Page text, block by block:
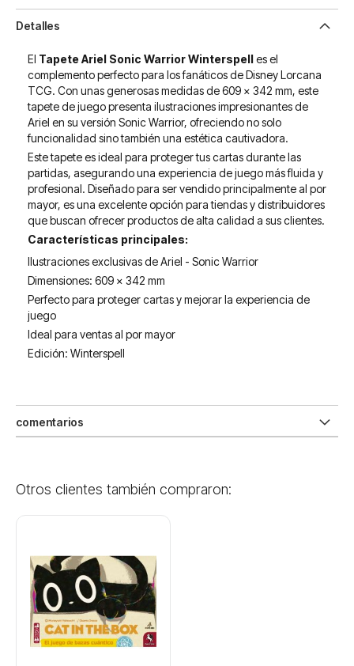
Detalles
El Tapete Ariel Sonic Warrior Winterspelles el
complemento perfecto para los fanáticos de Disney Lorcana
TCG. Con unas generosas medidas de 609 x 342 mm, este
tapete de juego presenta ilustraciones impresionantes de
Ariel en su versión Sonic Warrior, ofreciendo no solo
funcionalidad sino también una estética cautivadora.
Este tapete es ideal para proteger tus cartas durante las
partidas, asegurando una experiencia de juego más fluida y
profesional. Diseñado para ser vendido principalmente al por
mayor, es una excelente opción para tiendas y distribuidores
que buscan ofrecer productos de alta calidad a sus clientes.
Características principales:
Ilustraciones exclusivas de Ariel - Sonic Warrior
Dimensiones: 609 x 342 mm
Perfecto para proteger cartas y mejorar la experiencia de
juego
Ideal para ventas al por mayor
Edición: Winterspell
comentarios
Otros clientes también compraron: